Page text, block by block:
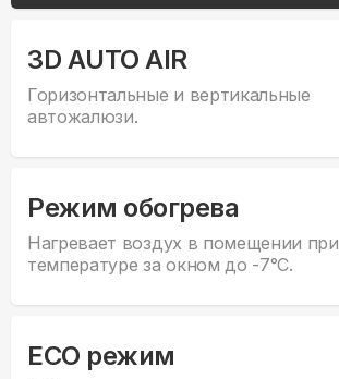
3D AUTO AIR
Горизонтальные и вертикальные
автожалюзи.
Режим обогрева
Нагревает воздух в помещении при
температуре за окном до -7°С.
ECO режим